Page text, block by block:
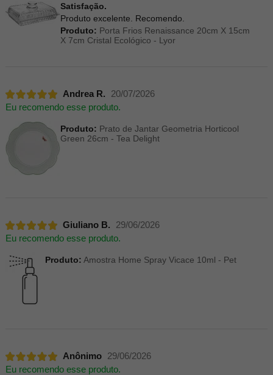
Satisfação.
Produto excelente. Recomendo.
Produto: Porta Frios Renaissance 20cm X 15cm
X 7cm Cristal Ecológico - Lyor
Andrea R.
20/07/2026
Eu recomendo esse produto.
Produto: Prato de Jantar Geometria Horticool
Green 26cm - Tea Delight
Giuliano B.
29/06/2026
Eu recomendo esse produto.
Produto: Amostra Home Spray Vicace 10ml - Pet
Anônimo
29/06/2026
Eu recomendo esse produto.